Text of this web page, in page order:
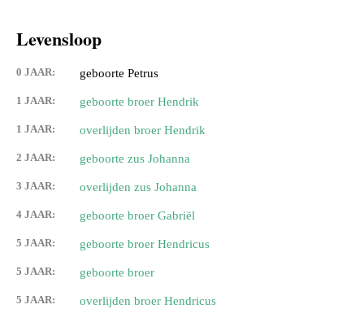
Levensloop
0 JAAR: geboorte Petrus
1 JAAR: geboorte broer Hendrik
1 JAAR: overlijden broer Hendrik
2 JAAR: geboorte zus Johanna
3 JAAR: overlijden zus Johanna
4 JAAR: geboorte broer Gabriël
5 JAAR: geboorte broer Hendricus
5 JAAR: geboorte broer
5 JAAR: overlijden broer Hendricus